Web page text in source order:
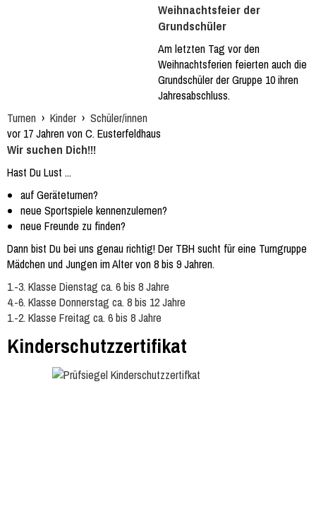
Weihnachtsfeier der
Grundschüler
Am letzten Tag vor den
Weihnachtsferien feierten auch die
Grundschüler der Gruppe 10 ihren
Jahresabschluss.
Turnen › Kinder › Schüler/innen
vor 17 Jahren von C. Eusterfeldhaus
Wir suchen Dich!!!
Hast Du Lust ...
auf Geräteturnen?
neue Sportspiele kennenzulernen?
neue Freunde zu finden?
Dann bist Du bei uns genau richtig! Der TBH sucht für eine Turngruppe
Mädchen und Jungen im Alter von 8 bis 9 Jahren.
1.-3. Klasse Dienstag ca. 6 bis 8 Jahre
4.-6. Klasse Donnerstag ca. 8 bis 12 Jahre
1.-2. Klasse Freitag ca. 6 bis 8 Jahre
Kinderschutzzertifikat